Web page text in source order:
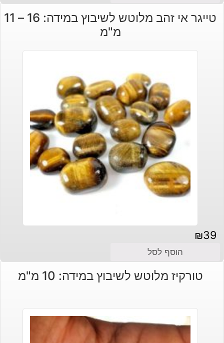
טייגר אי זהב מלוטש לשיבוץ במידה: 16 – 11
מ"מ
₪39
הוסף לסל
טורקיז מלוטש לשיבוץ במידה: 10 מ"מ